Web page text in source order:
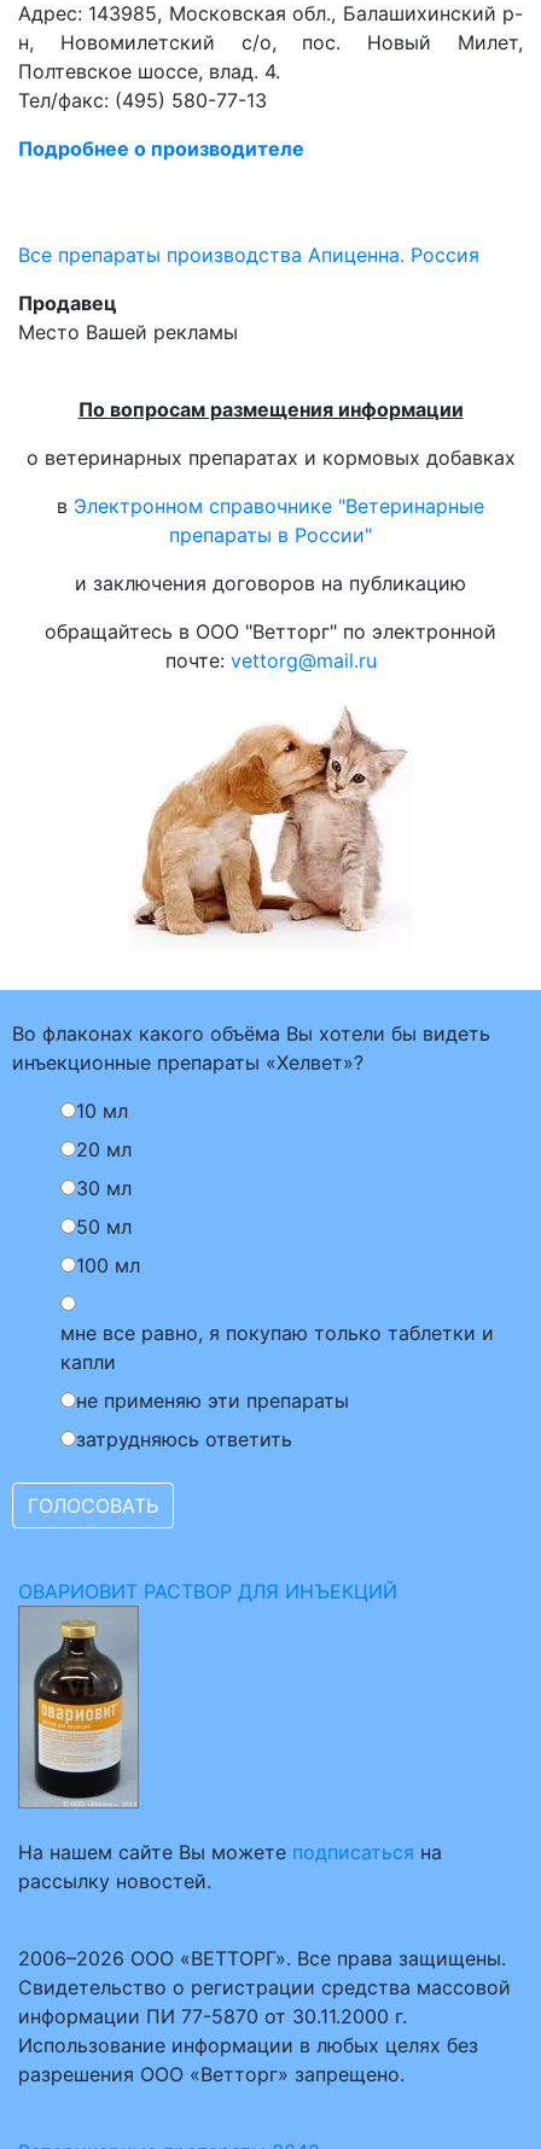
Адрес: 143985, Московская обл., Балашихинский р-
н, Новомилетский с/о, пос. Новый Милет,
Полтевское шоссе, влад. 4.
Тел/факс: (495) 580-77-13
Подробнее о производителе
Все препараты производства Апиценна. Россия
Продавец
Место Вашей рекламы
По вопросам размещения информации
о ветеринарных препаратах и кормовых добавках
в Электронном справочнике "Ветеринарные
препараты в России"
и заключения договоров на публикацию
обращайтесь в ООО "Ветторг" по электронной
почте: vettorg@mail.ru
Во флаконах какого объёма Вы хотели бы видеть
инъекционные препараты «Хелвет»?
10 мл
20 мл
30 мл
50 мл
100 мл
мне все равно, я покупаю только таблетки и
капли
не применяю эти препараты
затрудняюсь ответить
ОВАРИОВИТ РАСТВОР ДЛЯ ИНЪЕКЦИЙ
На нашем сайте Вы можете подписаться на
рассылку новостей.
2006–2026 ООО «ВЕТТОРГ». Все права защищены.
Свидетельство о регистрации средства массовой
информации ПИ 77-5870 от 30.11.2000 г.
Использование информации в любых целях без
разрешения ООО «Ветторг» запрещено.